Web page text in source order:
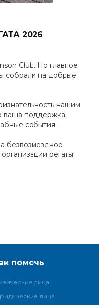
2026
Club. Но главное
собрали на добрые
нашим
ваша поддержка
события.
безвозмездное
регаты!
помочь
лица
лица